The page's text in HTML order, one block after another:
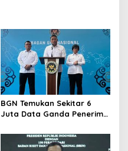
BGN Temukan Sekitar 6
Juta Data Ganda Penerima
Sudaryono